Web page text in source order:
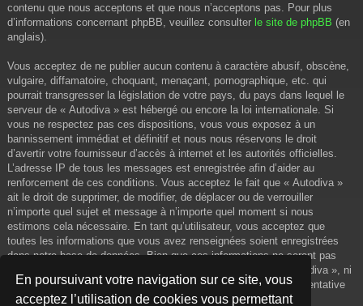
En poursuivant votre navigation sur ce site, vous
acceptez l’utilisation de cookies vous permettant
contenu que nous acceptons et que nous n’acceptons pas. Pour plus
d’informations concernant phpBB, veuillez consulter le site de phpBB (en
anglais).
Vous acceptez de ne publier aucun contenu à caractère abusif, obscène,
vulgaire, diffamatoire, choquant, menaçant, pornographique, etc. qui
pourrait transgresser la législation de votre pays, du pays dans lequel le
serveur de « Autodiva » est hébergé ou encore la loi internationale. Si
vous ne respectez pas ces dispositions, vous vous exposez à un
bannissement immédiat et définitif et nous nous réservons le droit
d’avertir votre fournisseur d’accès à internet et les autorités officielles.
L’adresse IP de tous les messages est enregistrée afin d’aider au
renforcement de ces conditions. Vous acceptez le fait que « Autodiva »
ait le droit de supprimer, de modifier, de déplacer ou de verrouiller
n’importe quel sujet et message à n’importe quel moment si nous
estimons cela nécessaire. En tant qu’utilisateur, vous acceptez que
toutes les informations que vous avez renseignées soient enregistrées
dans notre base de données. Bien que ces informations ne seront pas
diffusées à une tierce partie sans votre consentement, ni « Autodiva », ni
phpBB, ne pourront être tenus comme responsables en cas de tentative
de piratage informatique visant à compromettre vos données.